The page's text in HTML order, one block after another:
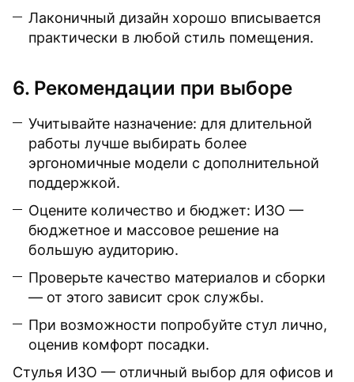
Лаконичный дизайн хорошо вписывается
практически в любой стиль помещения.
6. Рекомендации при выборе
Учитывайте назначение: для длительной
работы лучше выбирать более
эргономичные модели с дополнительной
поддержкой.
Оцените количество и бюджет: ИЗО —
бюджетное и массовое решение на
большую аудиторию.
Проверьте качество материалов и сборки
— от этого зависит срок службы.
При возможности попробуйте стул лично,
оценив комфорт посадки.
Стулья ИЗО — отличный выбор для офисов и